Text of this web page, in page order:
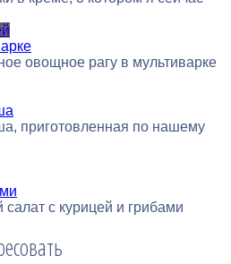
овощное рагу в мультиварке
приготовленная по нашему
салат с курицей и грибами